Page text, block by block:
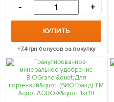
- +
КУПИТЬ
+7.4грн бонусов за покупку